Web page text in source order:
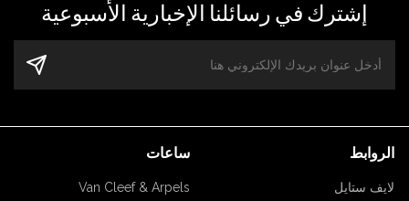
إشترك في رسائلنا الإخبارية الأسبوعية
الروابط
لايف ستايل
ساعات
Van Cleef & Arpels